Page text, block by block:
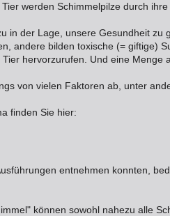
werden Schimmelpilze durch ihre
in der Lage, unsere Gesundheit
andere bilden toxische (= giftige)
hervorzurufen. Und eine Menge
von vielen Faktoren ab, unter
finden Sie hier:
entnehmen konnten,
können sowohl nahezu alle